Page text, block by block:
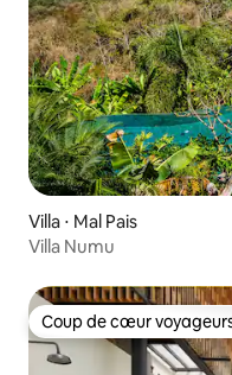
Villa ⋅ Mal Pais
Villa Numu
Coup de cœur
Coup de cœur